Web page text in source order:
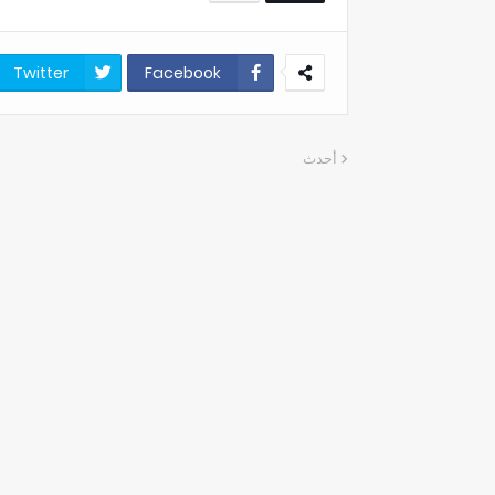
Facebook
Twitter
أحدث